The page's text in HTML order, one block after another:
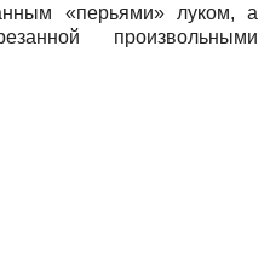
«перьями» луком, а
произвольными